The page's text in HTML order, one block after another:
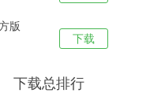
下载
版
下载总排行